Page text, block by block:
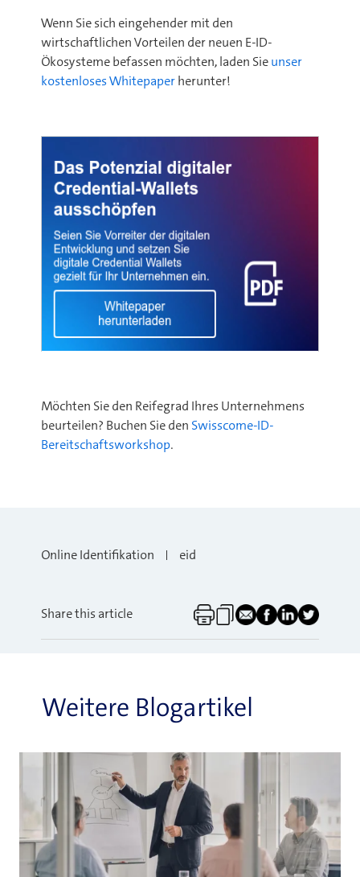
Wenn Sie sich eingehender mit den
wirtschaftlichen Vorteilen der neuen E-ID-
Ökosysteme befassen möchten, laden Sieunser
kostenloses Whitepaperherunter!
Möchten Sie den Reifegrad Ihres Unternehmens
beurteilen? Buchen Sie den Swisscome-ID-
Bereitschaftsworkshop.
Online Identifikation eid
Share this article
Weitere Blogartikel